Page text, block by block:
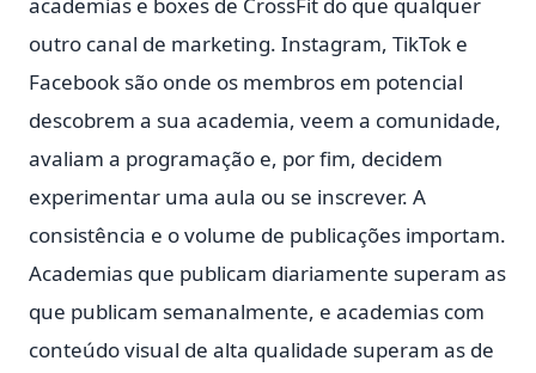
outro canal de marketing. Instagram, TikTok e
Facebook são onde os membros em potencial
descobrem a sua academia, veem a comunidade,
avaliam a programação e, por fim, decidem
experimentar uma aula ou se inscrever. A
consistência e o volume de publicações importam.
Academias que publicam diariamente superam as
que publicam semanalmente, e academias com
conteúdo visual de alta qualidade superam as de